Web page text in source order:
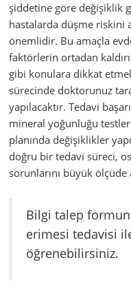
şiddetine göre değişiklik
hastalarda düşme riskini
önemlidir. Bu amaçla
faktörlerin ortadan
gibi konulara dikkat
sürecinde doktorunuz
yapılacaktır. Tedavi
mineral yoğunluğu
planında değişiklikler
doğru bir tedavi süreci,
sorunlarını büyük
Bilgi talep
erimesi tedavisi
öğrenebilirsiniz.